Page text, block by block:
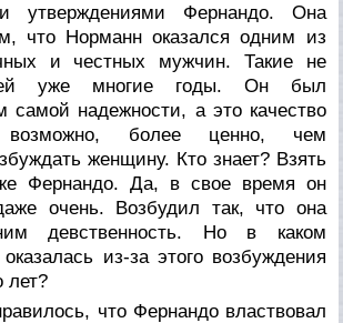
утверждениями Фернандо. Она
что Норманн оказался одним из
и честных мужчин. Такие не
ей уже многие годы. Он был
самой надежности, а это качество
более ценно, чем
женщину. Кто знает? Взять
Фернандо. Да, в свое время он
очень. Возбудил так, что она
девственность. Но в каком
из-за этого возбуждения
лет?
что Фернандо властвовал